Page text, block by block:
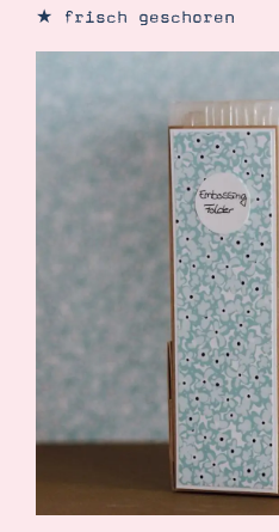
Suche Impressum
★ frisch geschoren